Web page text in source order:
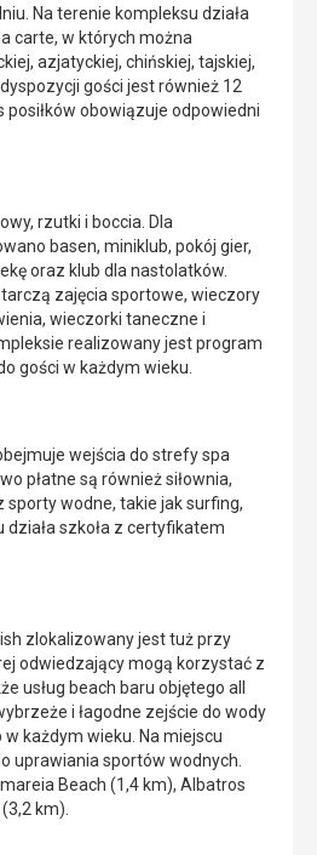
Na terenie kompleksu działa
carte, w których można
azjatyckiej, chińskiej, tajskiej,
gości jest również 12
posiłków obowiązuje odpowiedni
rzutki i boccia. Dla
basen, miniklub, pokój gier,
oraz klub dla nastolatków.
zajęcia sportowe, wieczory
wieczorki taneczne i
realizowany jest program
gości w każdym wieku.
wejścia do strefy spa
płatne są również siłownia,
sporty wodne, takie jak surfing,
szkoła z certyfikatem
zlokalizowany jest tuż przy
odwiedzający mogą korzystać z
usług beach baru objętego all
i łagodne zejście do wody
w każdym wieku. Na miejscu
uprawiania sportów wodnych.
Beach (1,4 km), Albatros
km).